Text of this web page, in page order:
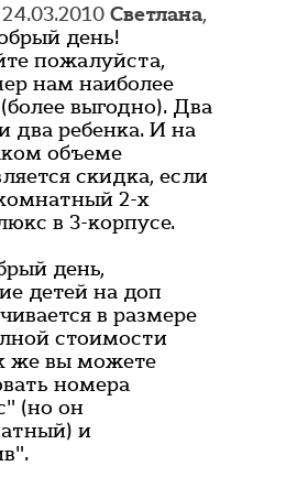
Светлана,
день!
пожалуйста,
нам наиболее
выгодно). Два
два ребенка. И на
объеме
скидка, если
2-х
в 3-корпусе.
день,
детей на доп
в размере
стоимости
же вы можете
номера
(но он
и